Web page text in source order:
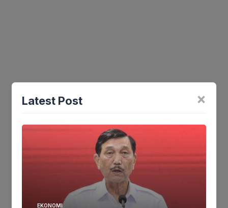
Pemda Purwakarta Menangkan
Gugatan Tanah SDN 2 Cikopo
Juli 8, 2022
Mediaseruni.co.id – Pengadilan Negeri (PN) Purwakarta akhirnya
memenangkan pihak Sekolah Dasar Negeri (SDN) 2 Cikopo
dalam perkara lahan kosong pada SDN 2 Cikopo.
Lahan kosong…
×
Latest Post
EKONOMI